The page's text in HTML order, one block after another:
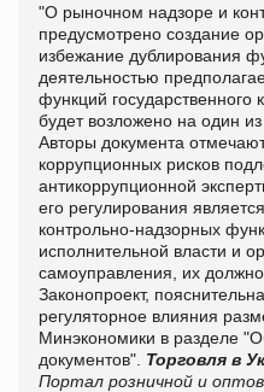
"О рыночном надзоре и
предусмотрено создание
избежание дублирования
деятельностью
функций государственного
будет возложено на один
Авторы документа
коррупционных рисков
антикоррупционной
его регулирования
контрольно-надзорных
исполнительной власти и
самоуправления, их
Законопроект,
регуляторное влияния
Минэкономики в разделе
документов". Торговля в
Портал розничной и